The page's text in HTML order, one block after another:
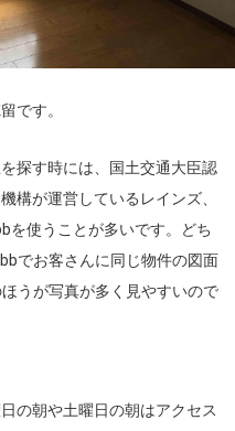
です。
探す時には、国土交通大臣認
が運営しているレインズ、
を使うことが多いです。どち
でお客さんに同じ物件の図面
うが写真が多く見やすいので
の朝や土曜日の朝はアクセス